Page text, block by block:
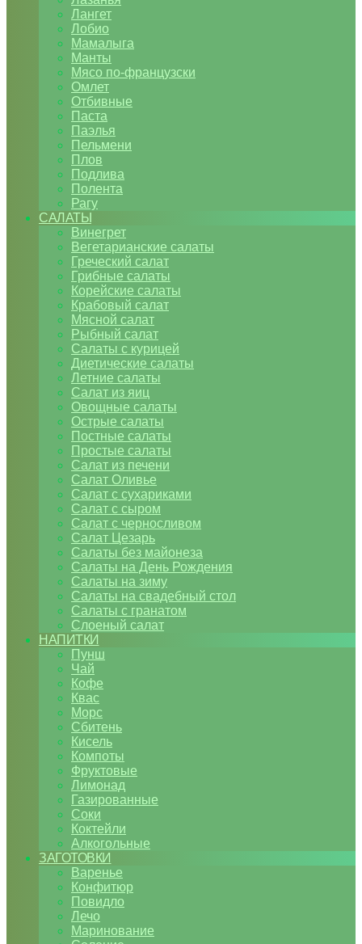
Лангет
Лобио
Мамалыга
Манты
Мясо по-французски
Омлет
Отбивные
Паста
Паэлья
Пельмени
Плов
Подлива
Полента
Рагу
САЛАТЫ
Винегрет
Вегетарианские салаты
Греческий салат
Грибные салаты
Корейские салаты
Крабовый салат
Мясной салат
Рыбный салат
Салаты с курицей
Диетические салаты
Летние салаты
Салат из яиц
Овощные салаты
Острые салаты
Постные салаты
Простые салаты
Салат из печени
Салат Оливье
Салат с сухариками
Салат с сыром
Салат с черносливом
Салат Цезарь
Салаты без майонеза
Салаты на День Рождения
Салаты на зиму
Салаты на свадебный стол
Салаты с гранатом
Слоеный салат
НАПИТКИ
Пунш
Чай
Кофе
Квас
Морс
Сбитень
Кисель
Компоты
Фруктовые
Лимонад
Газированные
Соки
Коктейли
Алкогольные
ЗАГОТОВКИ
Варенье
Конфитюр
Повидло
Лечо
Маринование